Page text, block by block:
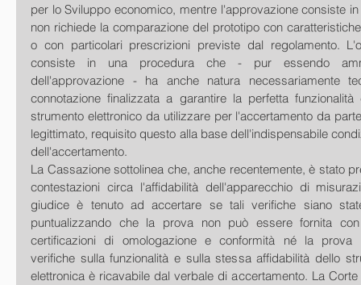
per lo Sviluppo economico, mentre l'approvazione consiste
non richiede la comparazione del prototipo con
o con particolari prescrizioni previste dal regolamento.
consiste in una procedura che - pur essendo
dell'approvazione - ha anche natura necessariamente
connotazione finalizzata a garantire la perfetta
strumento elettronico da utilizzare per l'accertamento da
legittimato, requisito questo alla base dell'indispensabile
dell'accertamento.
La Cassazione sottolinea che, anche recentemente, è stato
contestazioni circa l'affidabilità dell'apparecchio di
giudice è tenuto ad accertare se tali verifiche siano
puntualizzando che la prova non può essere fornita
certificazioni di omologazione e conformità né la prova
verifiche sulla funzionalità e sulla stessa affidabilità dello
elettronica è ricavabile dal verbale di accertamento. La